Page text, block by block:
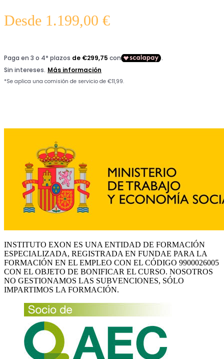
Desde 1.199,00 €
INSTITUTO EXON ES UNA ENTIDAD DE FORMACIÓN
ESPECIALIZADA, REGISTRADA EN FUNDAE PARA LA
FORMACIÓN EN EL EMPLEO CON EL CÓDIGO 9900026005
CON EL OBJETO DE BONIFICAR EL CURSO. NOSOTROS
NO GESTIONAMOS LAS SUBVENCIONES, SÓLO
IMPARTIMOS LA FORMACIÓN.